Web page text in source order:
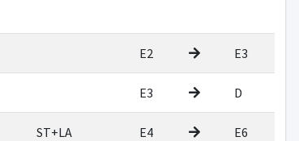
E2 E3
E3 D
ST+LA E4 E6